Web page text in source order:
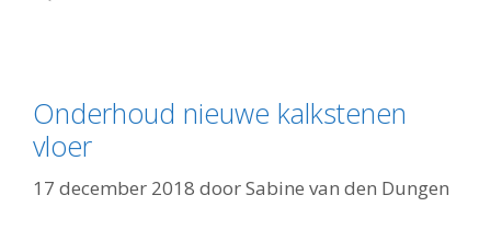
Onderhoud nieuwe kalkstenen
vloer
17 december 2018 doorSabine van den Dungen